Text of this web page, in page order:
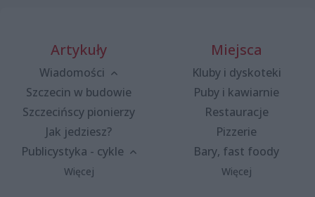
Artykuły
Wiadomości
Szczecin w budowie
Szczecińscy pionierzy
Jak jedziesz?
Publicystyka - cykle
Więcej
Miejsca
Kluby i dyskoteki
Puby i kawiarnie
Restauracje
Pizzerie
Bary, fast foody
Więcej